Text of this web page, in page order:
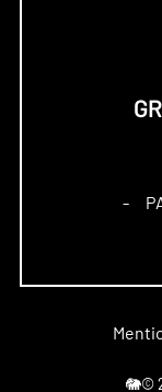
–
🐘©